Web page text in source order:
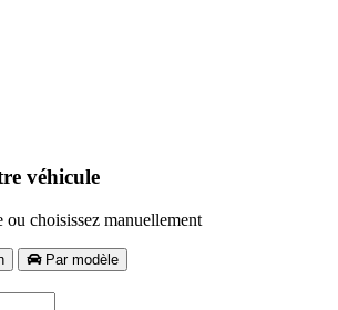
véhicule
ou choisissez manuellement
Par modèle